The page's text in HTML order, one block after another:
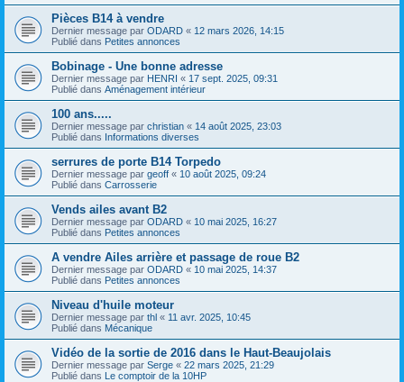
Pièces B14 à vendre
Dernier message par ODARD « 12 mars 2026, 14:15
Publié dans Petites annonces
Bobinage - Une bonne adresse
Dernier message par HENRI « 17 sept. 2025, 09:31
Publié dans Aménagement intérieur
100 ans.....
Dernier message par christian « 14 août 2025, 23:03
Publié dans Informations diverses
serrures de porte B14 Torpedo
Dernier message par geoff « 10 août 2025, 09:24
Publié dans Carrosserie
Vends ailes avant B2
Dernier message par ODARD « 10 mai 2025, 16:27
Publié dans Petites annonces
A vendre Ailes arrière et passage de roue B2
Dernier message par ODARD « 10 mai 2025, 14:37
Publié dans Petites annonces
Niveau d'huile moteur
Dernier message par thl « 11 avr. 2025, 10:45
Publié dans Mécanique
Vidéo de la sortie de 2016 dans le Haut-Beaujolais
Dernier message par Serge « 22 mars 2025, 21:29
Publié dans Le comptoir de la 10HP